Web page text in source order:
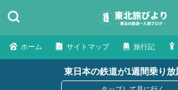
ホーム サイトマップ 旅行記
東日本の鉄道が1週間乗り放